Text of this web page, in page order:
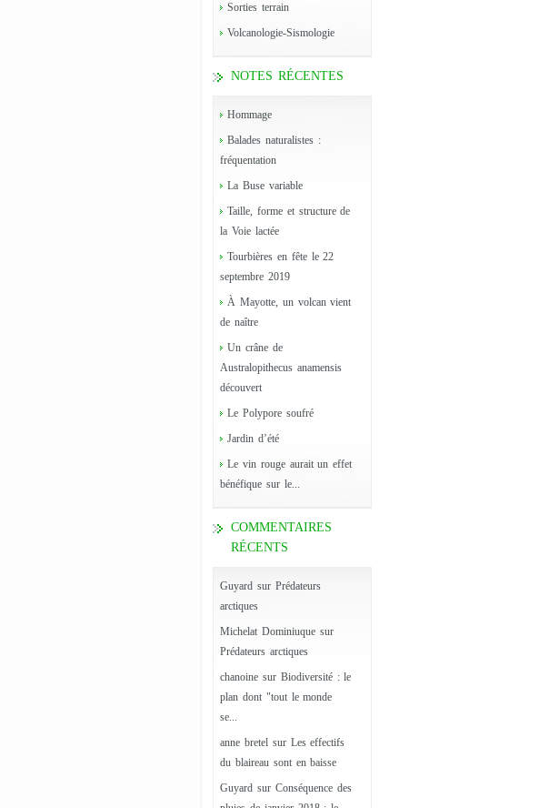
Sorties terrain
Volcanologie-Sismologie
NOTES RÉCENTES
Hommage
Balades naturalistes :
fréquentation
La Buse variable
Taille, forme et structure de
la Voie lactée
Tourbières en fête le 22
septembre 2019
À Mayotte, un volcan vient
de naître
Un crâne de
Australopithecus anamensis
découvert
Le Polypore soufré
Jardin d’été
Le vin rouge aurait un effet
bénéfique sur le...
COMMENTAIRES
RÉCENTS
Guyard sur Prédateurs
arctiques
Michelat Dominiuquesur
Prédateurs arctiques
chanoine sur Biodiversité : le
plan dont "tout le monde
se...
anne bretelsur Les effectifs
du blaireau sont en baisse
Guyard sur Conséquence des